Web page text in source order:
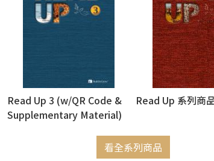
Read Up 3 (w/QR Code &
Supplementary Material)
Read Up 系列商
看全系列商品